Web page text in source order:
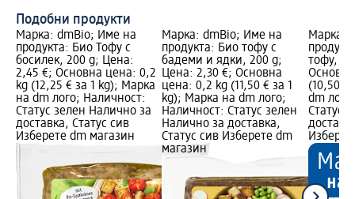
Подобни продукти
Марка: dmBio; Име на
продукта: Био Тофу с
босилек, 200 g; Цена:
2,45 €; Основна цена: 0,2
kg (12,25 € за 1 kg); Марка
на dm лого; Наличност:
Статус зелен Налично за
доставка, Статус сив
Изберете dm магазин
Марка: dmBio; Име на
продукта: Био тофу с
бадеми и ядки, 200 g;
Цена: 2,30 €; Основна
цена: 0,2 kg (11,50 € за 1
kg); Марка на dm лого;
Наличност: Статус зелен
Налично за доставка,
Статус сив Изберете dm
магазин
Марка:
тофу,
(10,50 €
dm
Статус